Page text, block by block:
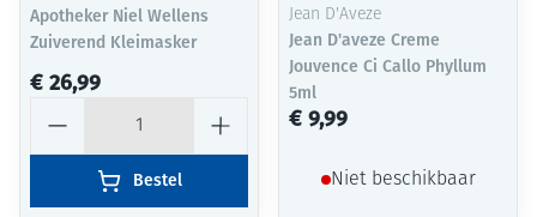
Apotheker Niel Wellens
Zuiverend Kleimasker
€ 26,99
Bestel
Jean D'Aveze
Jean D'aveze Creme
Jouvence Ci Callo Phyllum
5ml
€ 9,99
Niet beschikbaar